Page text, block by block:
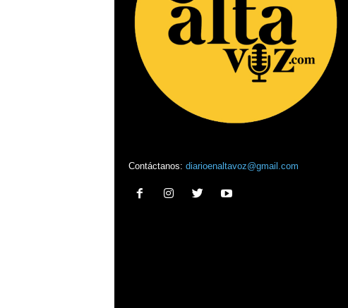
Contáctanos: diarioenaltavoz@gmail.com